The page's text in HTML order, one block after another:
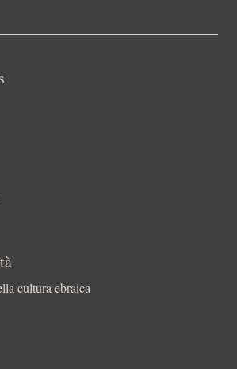
cultura ebraica